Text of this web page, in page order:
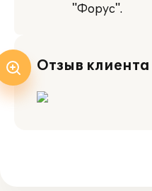
"Форус".
Отзыв клиента